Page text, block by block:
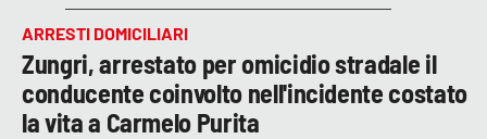
ARRESTI DOMICILIARI
Zungri, arrestato per omicidio stradale il
conducente coinvolto nell'incidente costato
la vita a Carmelo Purita